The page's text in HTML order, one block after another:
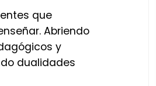
que
Abriendo
y
dualidades